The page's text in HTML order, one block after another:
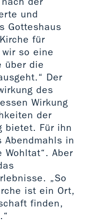
und
Gotteshaus
für
so eine
über die
Der
des
Wirkung
der
bietet. Für ihn
in
Wohltat“. Aber
„So
ist ein Ort,
finden,